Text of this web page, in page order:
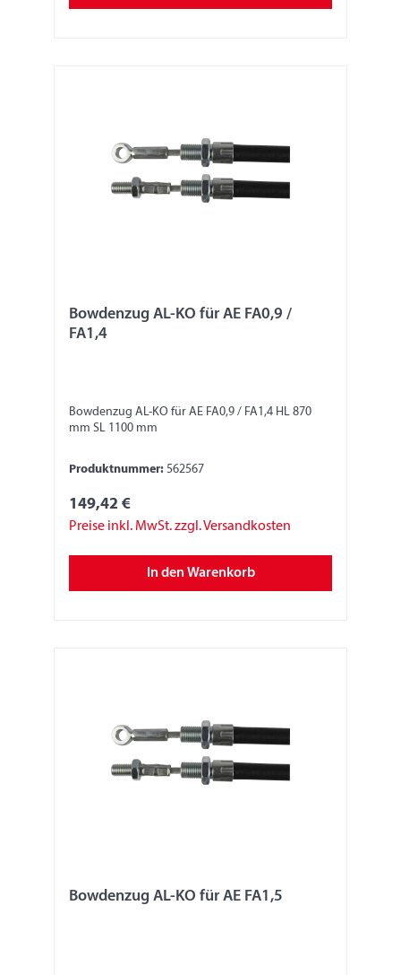
Bowdenzug AL-KO für AE FA0,9 /
FA1,4
Bowdenzug AL-KO für AE FA0,9 / FA1,4 HL 870
mm SL 1100 mm
Produktnummer: 562567
149,42 €
Preise inkl. MwSt. zzgl. Versandkosten
In den Warenkorb
Bowdenzug AL-KO für AE FA1,5